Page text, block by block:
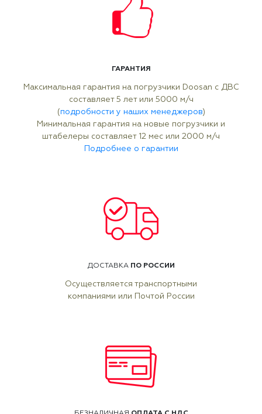
ГАРАНТИЯ
Максимальная гарантия на погрузчики Doosan с ДВС
составляет 5 лет или 5000 м/ч
(подробности у наших менеджеров)
Минимальная гарантия на новые погрузчики и
штабелеры составляет 12 мес или 2000 м/ч
Подробнее о гарантии
ДОСТАВКА ПО РОССИИ
Осуществляется транспортными
компаниями или Почтой России